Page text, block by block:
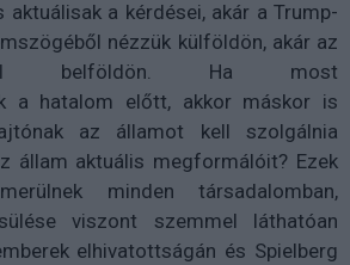
a kérdései, akár a Trump-
nézzük külföldön, akár az
belföldön. Ha most
a hatalom előtt, akkor máskor is
az államot kell szolgálnia
állam aktuális megformálóit? Ezek
minden társadalomban,
viszont szemmel láthatóan
elhivatottságán és Spielberg